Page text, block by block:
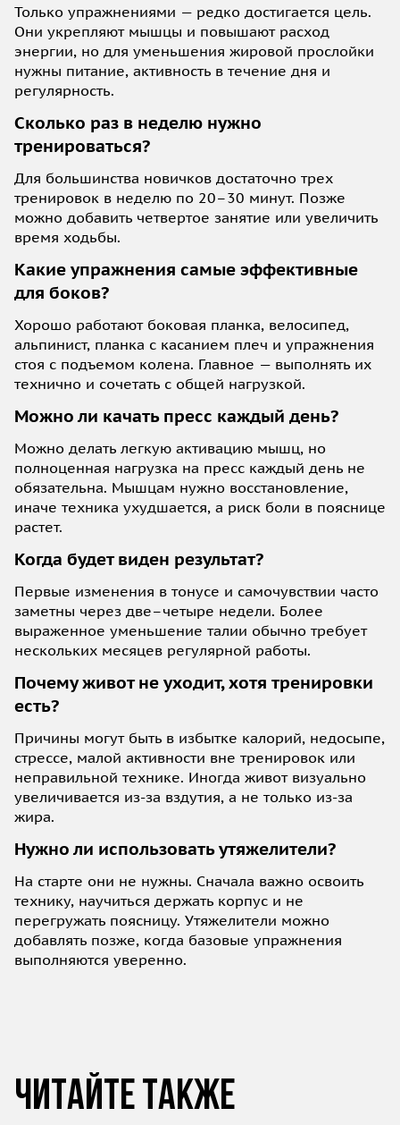
Только упражнениями — редко достигается цель.
Они укрепляют мышцы и повышают расход
энергии, но для уменьшения жировой прослойки
нужны питание, активность в течение дня и
регулярность.
Сколько раз в неделю нужно
тренироваться?
Для большинства новичков достаточно трех
тренировок в неделю по 20–30 минут. Позже
можно добавить четвертое занятие или увеличить
время ходьбы.
Какие упражнения самые эффективные
для боков?
Хорошо работают боковая планка, велосипед,
альпинист, планка с касанием плеч и упражнения
стоя с подъемом колена. Главное — выполнять их
технично и сочетать с общей нагрузкой.
Можно ли качать пресс каждый день?
Можно делать легкую активацию мышц, но
полноценная нагрузка на пресс каждый день не
обязательна. Мышцам нужно восстановление,
иначе техника ухудшается, а риск боли в пояснице
растет.
Когда будет виден результат?
Первые изменения в тонусе и самочувствии часто
заметны через две–четыре недели. Более
выраженное уменьшение талии обычно требует
нескольких месяцев регулярной работы.
Почему живот не уходит, хотя тренировки
есть?
Причины могут быть в избытке калорий, недосыпе,
стрессе, малой активности вне тренировок или
неправильной технике. Иногда живот визуально
увеличивается из-за вздутия, а не только из-за
жира.
Нужно ли использовать утяжелители?
На старте они не нужны. Сначала важно освоить
технику, научиться держать корпус и не
перегружать поясницу. Утяжелители можно
добавлять позже, когда базовые упражнения
выполняются уверенно.
Читайте также